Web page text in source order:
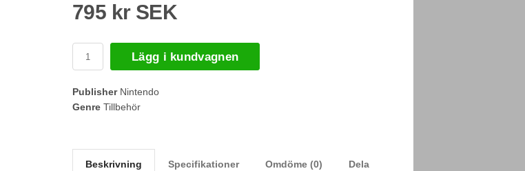
795 kr SEK
Lägg i kundvagnen
PublisherNintendo
Genre Tillbehör
Beskrivning Specifikationer Omdöme (0) Dela